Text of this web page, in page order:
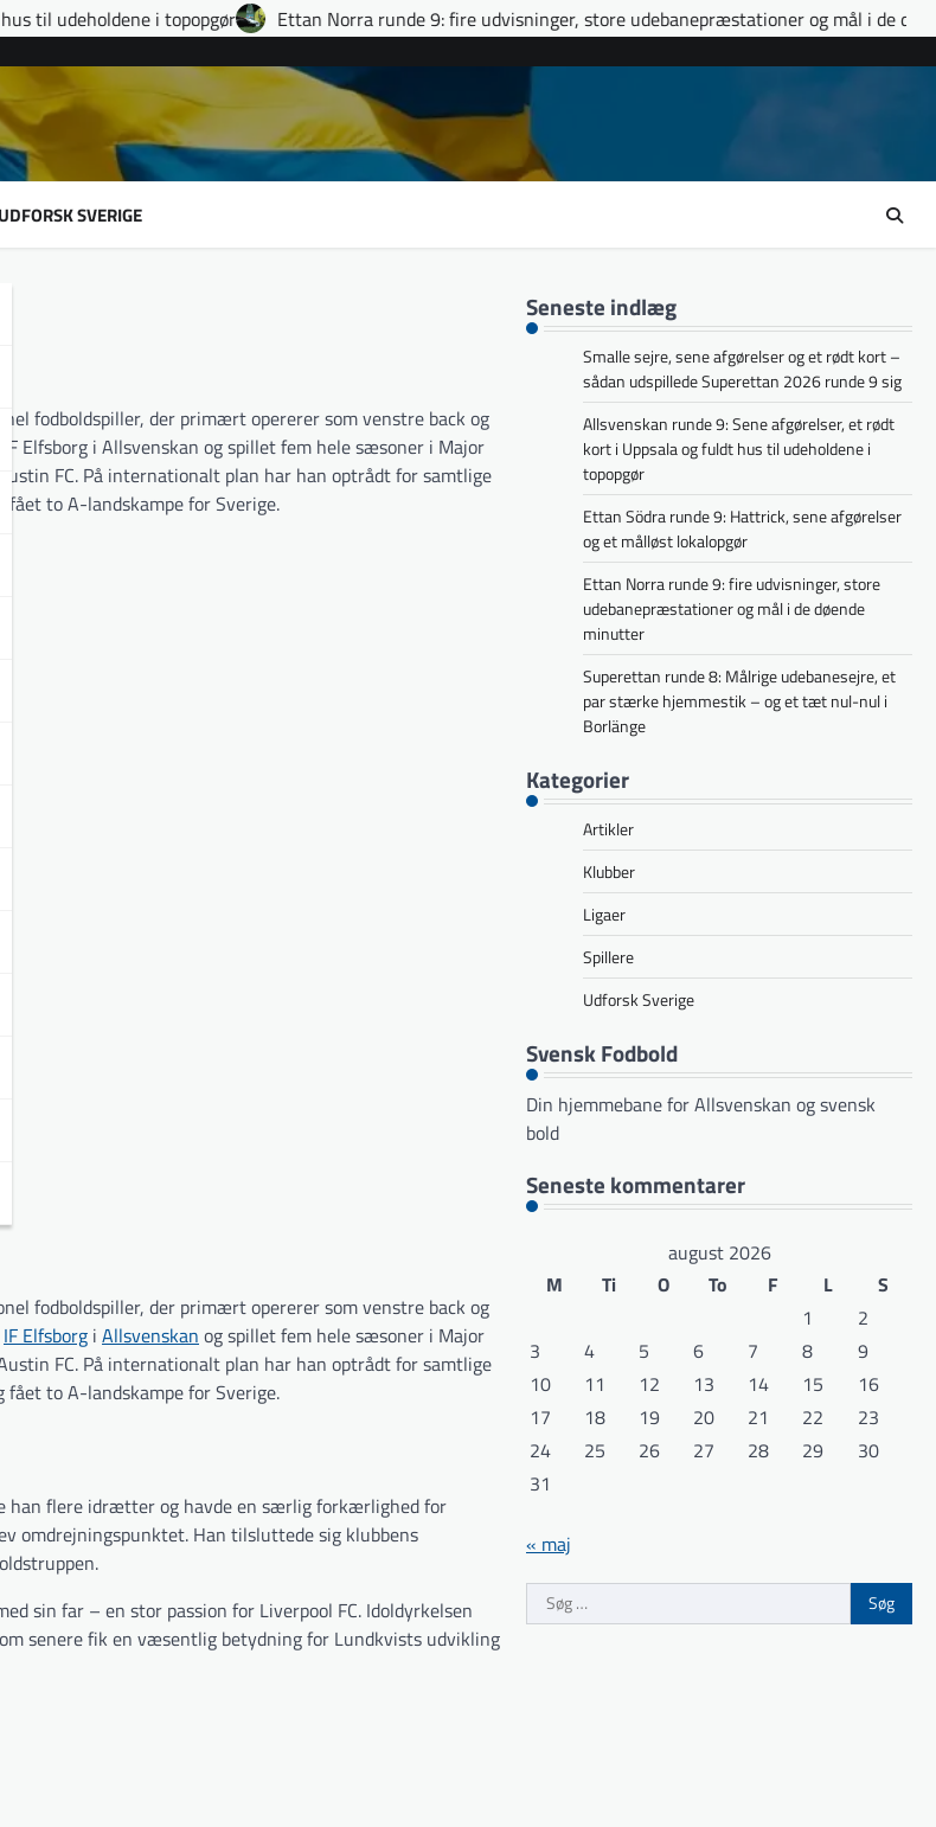
topopgør Ettan Norra runde 9: fire udvisninger, store udebanepræstationer og mål i de døende minutter
UDFORSK SVERIGE
fodboldspiller, der primært opererer som venstre back og
Elfsborg i Allsvenskan og spillet fem hele sæsoner i Major
FC. På internationalt plan har han optrådt for samtlige
fået to A-landskampe for Sverige.
fodboldspiller, der primært opererer som venstre back og
IF Elfsborg i Allsvenskan og spillet fem hele sæsoner i Major
FC. På internationalt plan har han optrådt for samtlige
fået to A-landskampe for Sverige.
han flere idrætter og havde en særlig forkærlighed for
omdrejningspunktet. Han tilsluttede sig klubbens
sin far – en stor passion for Liverpool FC. Idoldyrkelsen
senere fik en væsentlig betydning for Lundkvists udvikling
Seneste indlæg
Smalle sejre, sene afgørelser og et rødt kort –
sådan udspillede Superettan 2026 runde 9 sig
Allsvenskan runde 9: Sene afgørelser, et rødt
kort i Uppsala og fuldt hus til udeholdene i
topopgør
Ettan Södra runde 9: Hattrick, sene afgørelser
og et målløst lokalopgør
Ettan Norra runde 9: fire udvisninger, store
udebanepræstationer og mål i de døende
minutter
Superettan runde 8: Målrige udebanesejre, et
par stærke hjemmestik – og et tæt nul-nul i
Borlänge
Kategorier
Artikler
Klubber
Ligaer
Spillere
Udforsk Sverige
Svensk Fodbold
Din hjemmebane for Allsvenskan og svensk
bold
Seneste kommentarer
august 2026
M
Ti O To F L
S
1
2
3
4 5 6 7 8
9
10
11 12 13 14 15
16
17
18 19 20 21 22
23
24
25 26 27 28 29
30
31
« maj
Søg
efter: